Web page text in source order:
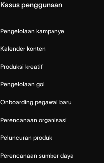
Kasus penggunaan
Pengelolaan kampanye
Kalender konten
Produksi kreatif
Pengelolaan gol
Onboarding pegawai baru
Perencanaan organisasi
Peluncuran produk
Perencanaan sumber daya